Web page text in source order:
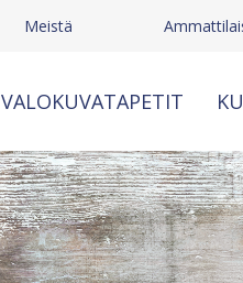
Meistä
VALOKUVATAPETIT